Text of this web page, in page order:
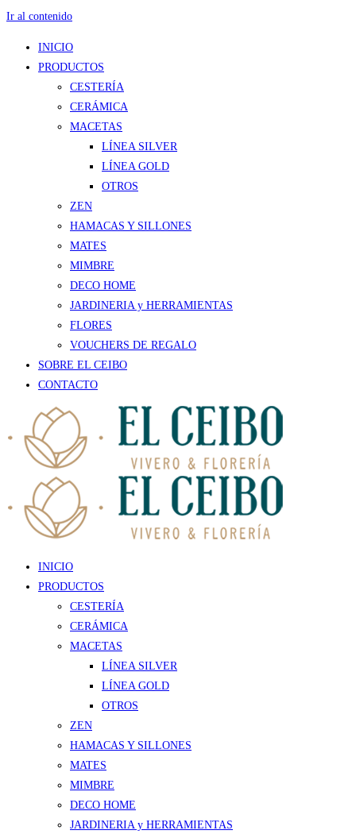
Ir al contenido
INICIO
PRODUCTOS
CESTERÍA
CERÁMICA
MACETAS
LÍNEA SILVER
LÍNEA GOLD
OTROS
ZEN
HAMACAS Y SILLONES
MATES
MIMBRE
DECO HOME
JARDINERIA y HERRAMIENTAS
FLORES
VOUCHERS DE REGALO
SOBRE EL CEIBO
CONTACTO
INICIO
PRODUCTOS
CESTERÍA
CERÁMICA
MACETAS
LÍNEA SILVER
LÍNEA GOLD
OTROS
ZEN
HAMACAS Y SILLONES
MATES
MIMBRE
DECO HOME
JARDINERIA y HERRAMIENTAS